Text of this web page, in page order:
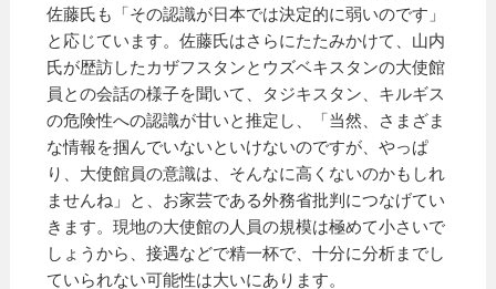
佐藤氏も「その認識が日本では決定的に弱いのです」
と応じています。佐藤氏はさらにたたみかけて、山内
氏が歴訪したカザフスタンとウズベキスタンの大使館
員との会話の様子を聞いて、タジキスタン、キルギス
の危険性への認識が甘いと推定し、「当然、さまざま
な情報を掴んでいないといけないのですが、やっぱ
り、大使館員の意識は、そんなに高くないのかもしれ
ませんね」と、お家芸である外務省批判につなげてい
きます。現地の大使館の人員の規模は極めて小さいで
しょうから、接遇などで精一杯で、十分に分析までし
ていられない可能性は大いにあります。